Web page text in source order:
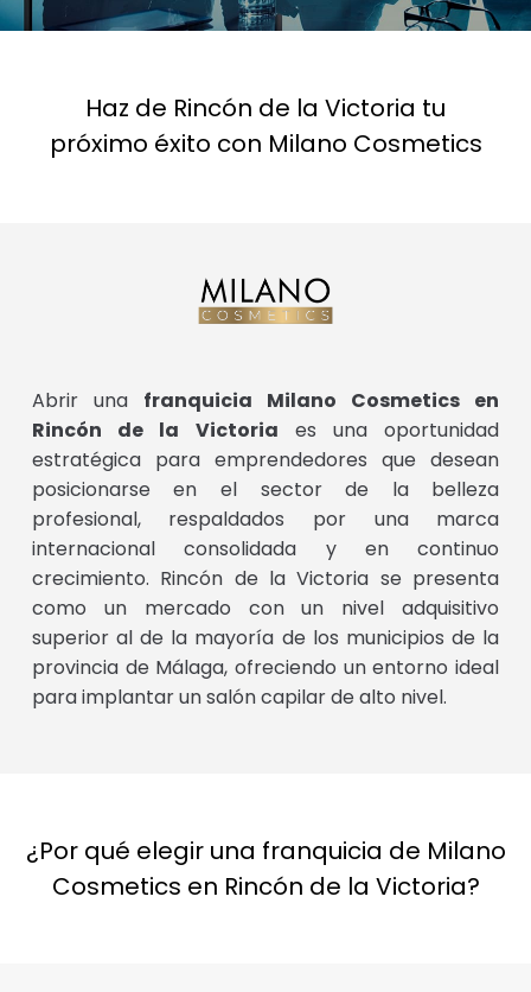
Haz de Rincón de la Victoria tu
próximo éxito con Milano Cosmetics
Abrir una franquicia Milano Cosmetics en
Rincón de la Victoria es una oportunidad
estratégica para emprendedores que desean
posicionarse en el sector de la belleza
profesional, respaldados por una marca
internacional consolidada y en continuo
crecimiento. Rincón de la Victoria se presenta
como un mercado con un nivel adquisitivo
superior al de la mayoría de los municipios de la
provincia de Málaga, ofreciendo un entorno ideal
para implantar un salón capilar de alto nivel.
¿Por qué elegir una franquicia de Milano
Cosmetics en Rincón de la Victoria?